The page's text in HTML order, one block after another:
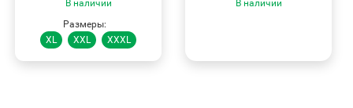
В наличии
Размеры:
XL
XXL XXXL
В наличии